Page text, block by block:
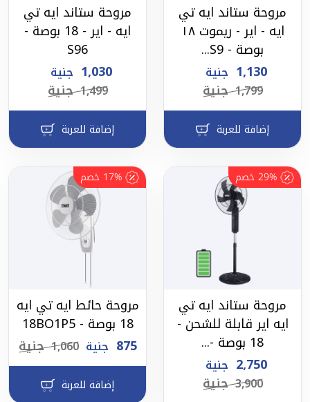
مروحة ستاند ايه تي
ايه - اير - ريموت ١٨
بوصة - S9...
1,130 جنية
1,799 جنية
إضافة للعربة
مروحة ستاند ايه تي
ايه - اير - 18 بوصة -
S96
1,030 جنية
1,499 جنية
إضافة للعربة
29% خصم
مروحة ستاند ايه تي
ايه اير قابلة للشحن -
18 بوصة -...
2,750 جنية
3,900 جنية
17% خصم
مروحة حائط ايه تي ايه
18 بوصة - 18BO1P5
875 جنية 1,060 جنية
إضافة للعربة